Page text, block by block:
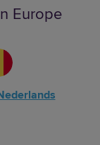
Europe